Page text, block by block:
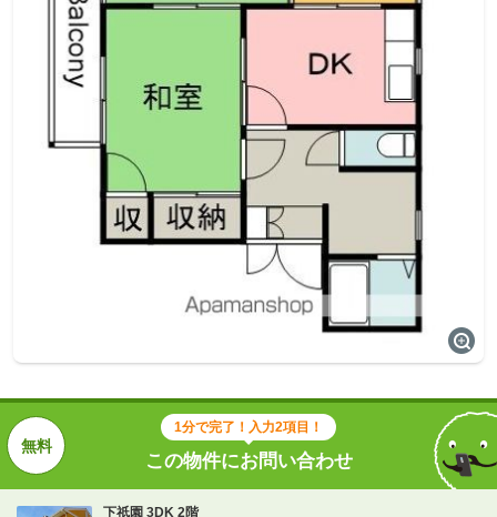
1分で完了！入力2項目！
この物件にお問い合わせ
下祇園 3DK 2階